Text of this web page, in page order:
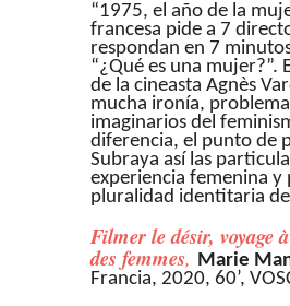
“1975, el año de la
francesa pide a 7
respondan en 7
“¿Qué es una mujer?”.
de la cineasta Agnès
mucha ironía,
imaginarios del
diferencia, el punto de
Subraya así las
experiencia femenina y
pluralidad identitaria
Filmer le désir, voyage
des femmes, Marie
Francia, 2020, 60’,